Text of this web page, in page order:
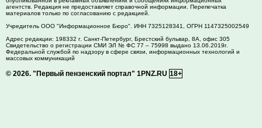
агентств. Редакция не предоставляет справочной информации. Перепечатка
материалов только по согласованию с редакцией.
Учредитель ООО "Информационное Бюро". ИНН 7325128341, ОГРН 1147325002549
Адрес редакции: 198332 г. Санкт-Петербург, Брестский бульвар, 8А, офис 305
Свидетельство о регистрации СМИ ЭЛ № ФС 77 – 75998 выдано 13.06.2019г.
Федеральной службой по надзору в сфере связи, информационных технологий и
массовых коммуникаций
© 2026. "Первый пензенский портал" 1PNZ.RU 18+